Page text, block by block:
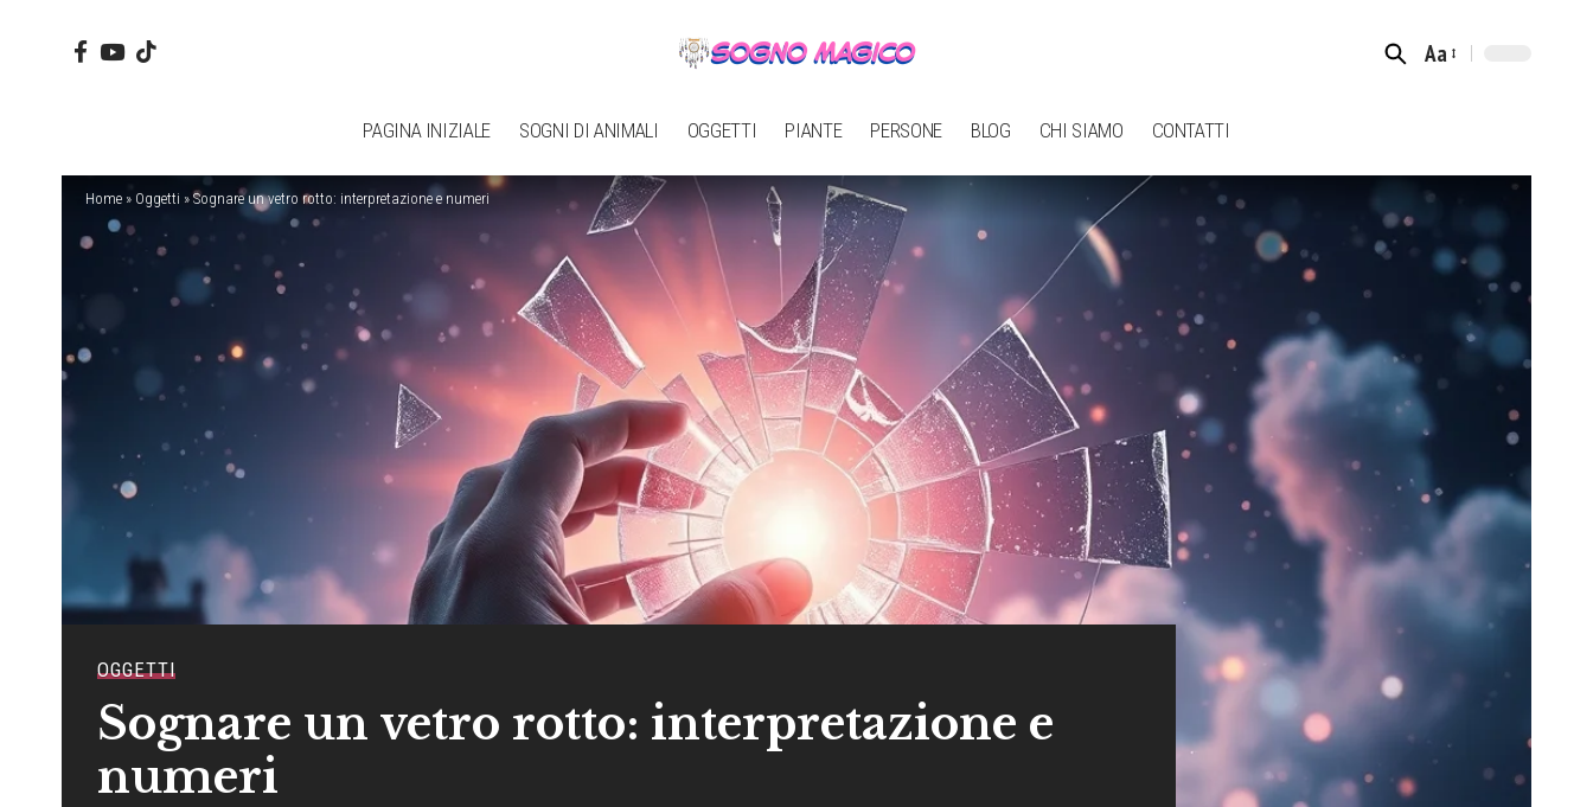
Font
Aa
PAGINA INIZIALE SOGNI DI ANIMALI OGGETTI PIANTE PERSONE BLOG CHI SIAMO CONTATTI
Home » Oggetti » Sognare un vetro rotto: interpretazione e numeri
OGGETTI
Sognare un vetro rotto: interpretazione e
numeri